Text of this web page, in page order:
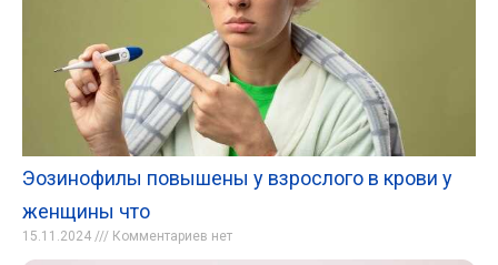
Эозинофилы повышены у взрослого в крови у
женщины что
15.11.2024 Комментариев нет